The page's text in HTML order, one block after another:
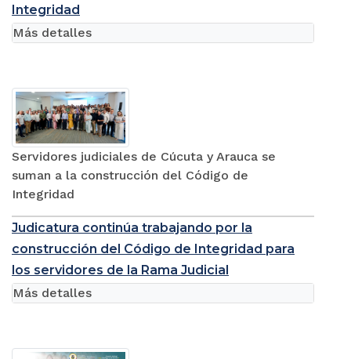
Integridad
Servidores judiciales de Cúcuta y Arauca se
suman a la construcción del Código de
Integridad
Más detalles
Judicatura continúa trabajando por la
construcción del Código de Integridad para
los servidores de la Rama Judicial
Más detalles